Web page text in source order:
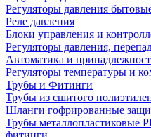
Регуляторы давления
Реле давления
Блоки управления и
Регуляторы давления,
Автоматика и
Регуляторы температуры и
Трубы и Фитинги
Трубы из сшитого
Шланги гофрированные
Трубы металлопластиковые